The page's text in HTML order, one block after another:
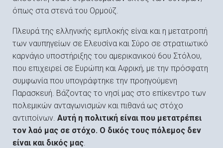
όπως στα στενά του Ορμούζ.
Πλευρά της ελληνικής εμπλοκής είναι και η μετατροπή
των ναυπηγείων σε Ελευσίνα και Σύρο σε στρατιωτικό
καρνάγιο υποστήριξης του αμερικανικού 6ου Στόλου,
που επιχειρεί σε Ευρώπη και Αφρική, με την πρόσφατη
συμφωνία που υπογράφτηκε την προηγούμενη
Παρασκευή. Βάζοντας το νησί μας στο επίκεντρο των
πολεμικών ανταγωνισμών και πιθανά ως στόχο
αντιποίνων. Αυτή η πολιτική είναι που μετατρέπει
τον λαό μας σε στόχο. Ο δικός τους πόλεμος δεν
είναι και δικός μας.